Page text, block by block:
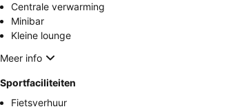
Centrale verwarming
Minibar
Kleine lounge
Meer info
Sportfaciliteiten
Fietsverhuur